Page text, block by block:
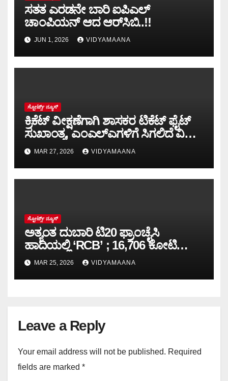
ಸತತ ಎರಡನೇ ಬಾರಿ ಐಪಿಎಲ್
ಚಾಂಪಿಯನ್ ಆದ ಆರ್‌ಸಿಬಿ..!!
JUN 1, 2026 VIDYAMAANA
ಸ್ಪೋರ್ಟ್ಸ್ ನ್ಯೂಸ್
ಕ್ರಿಕೆಟ್ ವೀಕ್ಷಣೆಗಾಗಿ ಶಾಸಕರ ಟಿಕೆಟ್ ಫೈಟ್‌
ಸುಖಾಂತ್ಯ, ಎಂಎಲ್‌ಎಗಳಿಗೆ ಸಿಗಲಿದೆ ವಿಐಪಿ
ಪಾಸ್.!
MAR 27, 2026 VIDYAMAANA
ಸ್ಪೋರ್ಟ್ಸ್ ನ್ಯೂಸ್
ಅತ್ಯಂತ ದುಬಾರಿ ಟಿ20 ಫ್ರಾಂಚೈಸಿ
ಹಾದಿಯಲ್ಲಿ ‘RCB’ ; 16,706 ಕೋಟಿ
ರೂ.ಗೆ ‘ಆದಿತ್ಯ ಬಿರ್ಲಾ’ ಪಾಲು
MAR 25, 2026 VIDYAMAANA
Leave a Reply
Your email address will not be published. Required
fields are marked *